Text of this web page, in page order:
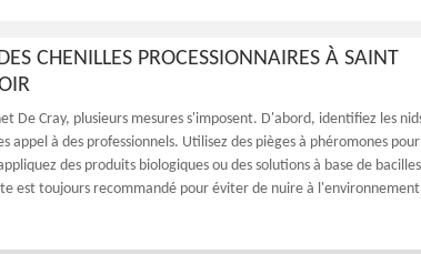
CHENILLES PROCESSIONNAIRES À SAINT
De Cray, plusieurs mesures s'imposent. D'abord, identifiez les
à des professionnels. Utilisez des pièges à phéromones pour
des produits biologiques ou des solutions à base de bacilles
est toujours recommandé pour éviter de nuire à